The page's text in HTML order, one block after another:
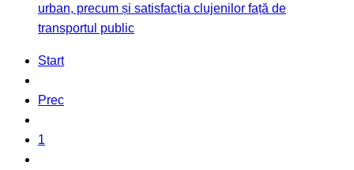
urban, precum și satisfacția clujenilor față de
transportul public
Start
Prec
1